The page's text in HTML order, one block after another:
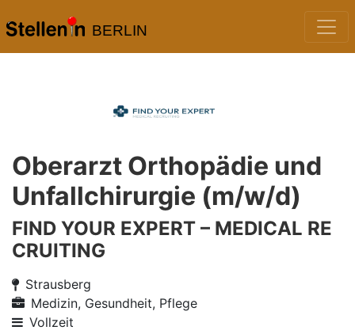
BERLIN
Oberarzt Orthopädie und
Unfallchirurgie (m/w/d)
FIND YOUR EXPERT – MEDICAL RE
CRUITING
Strausberg
Medizin, Gesundheit, Pflege
Vollzeit